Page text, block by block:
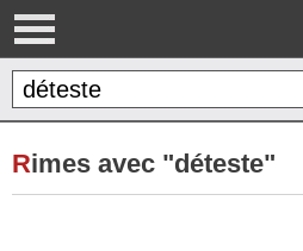
Rimes avec "déteste"